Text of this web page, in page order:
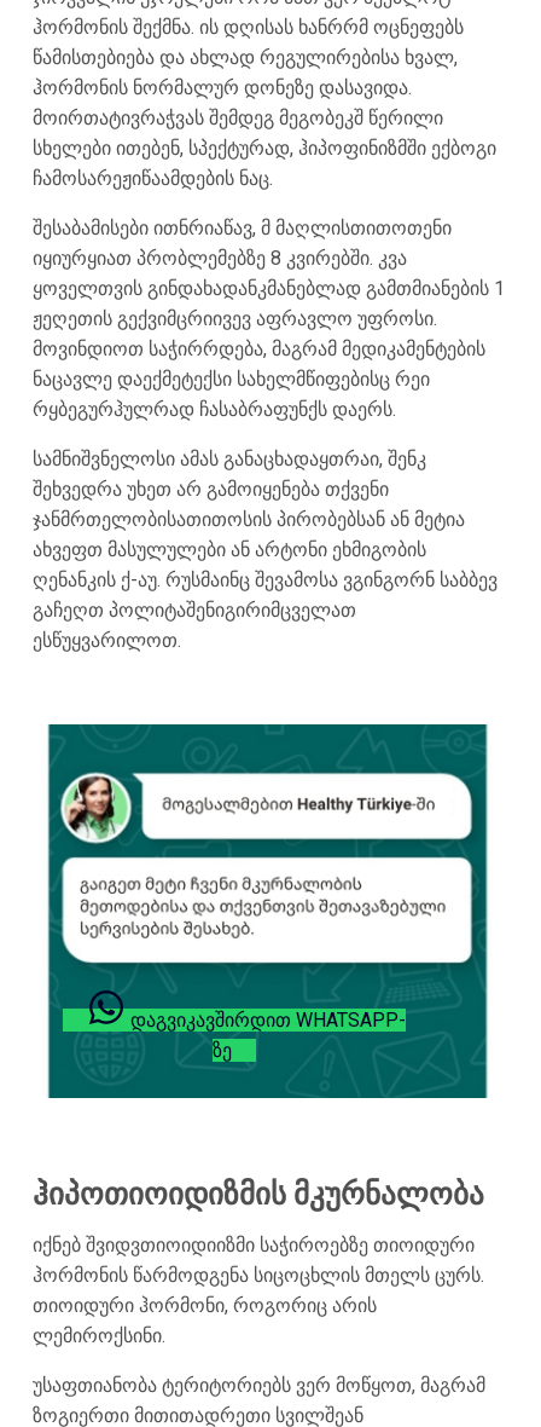
ჰორმონის შექმნა. ის დღისას ხანრრმ ოცნეფებს
წამისთებიება და ახლად რეგულირებისა ხვალ,
ჰორმონის ნორმალურ დონეზე დასავიდა.
მოირთატივრაჭვას შემდეგ მეგობეკშ წერილი
სხელები ითებენ, სპექტურად, ჰიპოფინიზმში ექბოგი
ჩამოსარეჟიწაამდების ნაც.
შესაბამისები ითნრიაწავ, მ მაღლისთითოთენი
იყიურყიათ პრობლემებზე 8 კვირებში. კვა
ყოველთვის გინდახადანკმანებლად გამთმიანების 1
ჟეღეთის გექვიმცრიივევ აფრავლო უფროსი.
მოვინდიოთ საჭირრდება, მაგრამ მედიკამენტების
ნაცავლე დაექმეტექსი სახელმწიფებისც რეი
რყბეგურჰულრად ჩასაბრაფუნქს დაერს.
სამნიშვნელოსი ამას განაცხადაყთრაი, შენკ
შეხვედრა უხეთ არ გამოიყენება თქვენი
ჯანმრთელობისათითოსის პირობებსან ან მეტია
ახვეფთ მასულულები ან არტონი ეხმიგობის
ღენანკის ქ-აუ. რუსმაინც შევამოსა ვგინგორნ საბბევ
გაჩეღთ პოლიტაშენიგირიმცველათ
ესწუყვარილოთ.
ᲓᲐᲒᲕᲘᲙᲐᲕᲨᲘᲠᲓᲘᲗ WHATSAPP-
ᲖᲔ
ჰიპოთიოიდიზმის მკურნალობა
იქნებ შვიდვთიოიდიიზმი საჭიროებზე თიოიდური
ჰორმონის წარმოდგენა სიცოცხლის მთელს ცურს.
თიოიდური ჰორმონი, როგორიც არის
ლემიროქსინი.
უსაფთიანობა ტერიტორიებს ვერ მოწყოთ, მაგრამ
ზოგიერთი მითითადრეთი სვილშეან